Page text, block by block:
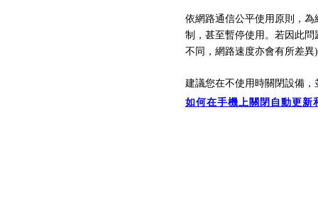
依網路通信公平使用原則，
制， 甚至暫停使用。 若因此問
不同， 網路速度亦會有所差異
建議您在不使用時關閉設備，
如何在手機上關閉自動更新